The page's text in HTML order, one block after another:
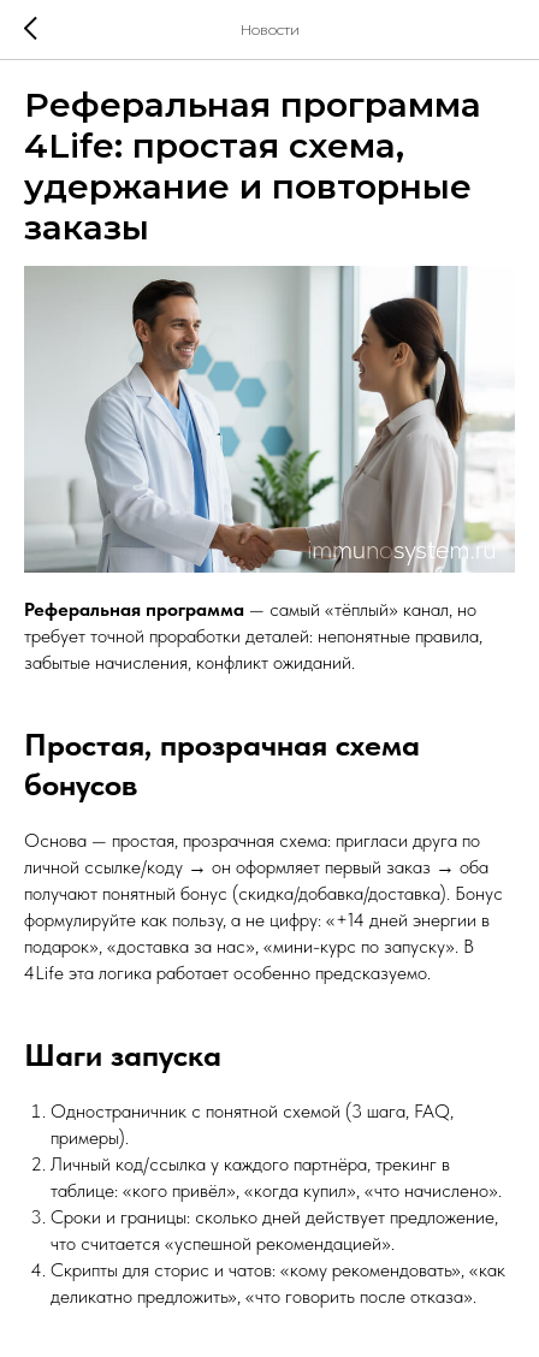
Новости
Реферальная программа
4Life: простая схема,
удержание и повторные
заказы
Реферальная программа — самый «тёплый» канал, но
требует точной проработки деталей: непонятные правила,
забытые начисления, конфликт ожиданий.
Простая, прозрачная схема
бонусов
Основа — простая, прозрачная схема: пригласи друга по
личной ссылке/коду → он оформляет первый заказ → оба
получают понятный бонус (скидка/добавка/доставка). Бонус
формулируйте как пользу, а не цифру: «+14 дней энергии в
подарок», «доставка за нас», «мини-курс по запуску». В
4Life эта логика работает особенно предсказуемо.
Шаги запуска
Одностраничник с понятной схемой (3 шага, FAQ,
примеры).
Личный код/ссылка у каждого партнёра, трекинг в
таблице: «кого привёл», «когда купил», «что начислено».
Сроки и границы: сколько дней действует предложение,
что считается «успешной рекомендацией».
Скрипты для сторис и чатов: «кому рекомендовать», «как
деликатно предложить», «что говорить после отказа».